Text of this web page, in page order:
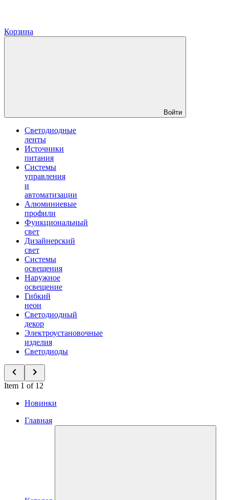
Корзина
Войти
Светодиодные
ленты
Источники
питания
Системы
управления
и
автоматизации
Алюминиевые
профили
Функциональный
свет
Дизайнерский
свет
Системы
освещения
Наружное
освещение
Гибкий
неон
Светодиодный
декор
Электроустановочные
изделия
Светодиоды
Item 1 of 12
Новинки
Главная